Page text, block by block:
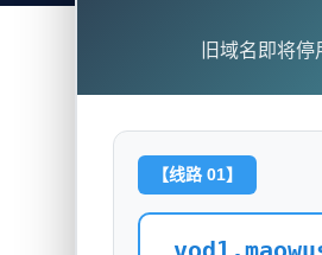
旧域名即将
【线路 01】